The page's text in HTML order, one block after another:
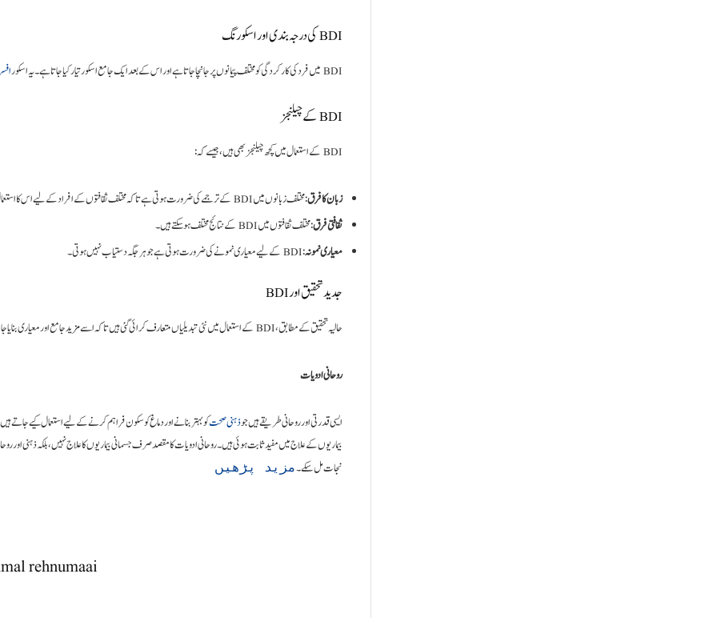
BDI کی درجہ بندی اور اسکورنگ
BDI میں فرد کی کارکردگی کو مختلف پیمانوں پر جانچا جاتا ہے اور اس کے بعد ایک جامع اسکور تیار کیا جاتا ہے۔ یہ اسکور
BDI کے چیلنجز
BDI کے استعمال میں کچھ چیلنجز بھی ہیں، جیسے کہ:
زبان کا فرق: مختلف زبانوں میں BDI کے ترجمے کی ضرورت ہوتی ہے تاکہ مختلف ثقافتوں کے افراد کے لیے اس کا استعمال ممکن ہو سکے۔
ثقافتی فرق: مختلف ثقافتوں میں BDI کے نتائج مختلف ہو سکتے ہیں۔
معیاری نمونہ: BDI کے لیے معیاری نمونے کی ضرورت ہوتی ہے جو ہر جگہ دستیاب نہیں ہوتی۔
جدید تحقیق اور BDI
حالیہ تحقیق کے مطابق، BDI کے استعمال میں نئی تبدیلیاں متعارف کرائی گئی ہیں تاکہ اسے مزید جامع اور معیاری بنایا جا سکے۔
روحانی ادویات
ایسی قدرتی اور روحانی طریقے ہیں جوذہنی صحتکو بہتر بنانے اور دماغ کو سکون فراہم کرنے کے لیے استعمال کیے
بیماریوں کے علاج میں مفید ثابت ہوئی ہیں۔ روحانی ادویات کا مقصد صرف جسمانی بیماریوں کا علاج نہیں، بلکہ ذہنی
نجات مل سکے۔مزید پڑھیں
rehnumaai